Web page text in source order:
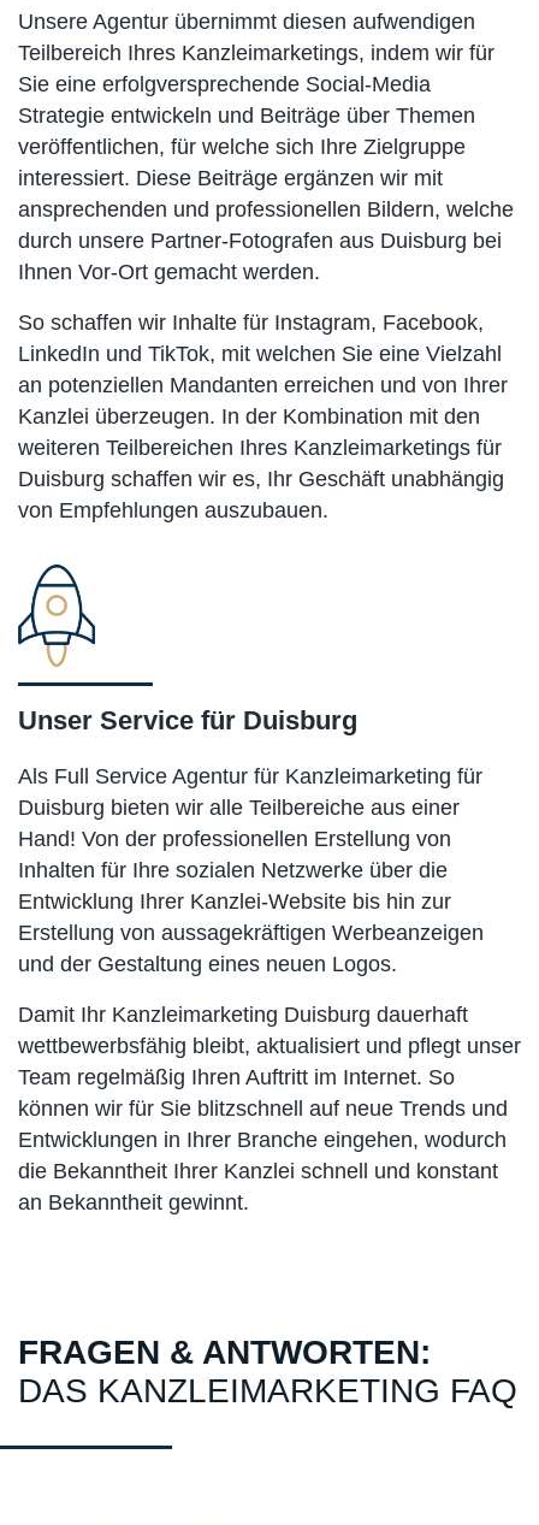
Unsere Agentur übernimmt diesen aufwendigen
Teilbereich Ihres Kanzleimarketings, indem wir für
Sie eine erfolgversprechende Social-Media
Strategie entwickeln und Beiträge über Themen
veröffentlichen, für welche sich Ihre Zielgruppe
interessiert. Diese Beiträge ergänzen wir mit
ansprechenden und professionellen Bildern, welche
durch unsere Partner-Fotografen aus Duisburg bei
Ihnen Vor-Ort gemacht werden.
So schaffen wir Inhalte für Instagram, Facebook,
LinkedIn und TikTok, mit welchen Sie eine Vielzahl
an potenziellen Mandanten erreichen und von Ihrer
Kanzlei überzeugen. In der Kombination mit den
weiteren Teilbereichen Ihres Kanzleimarketings für
Duisburg schaffen wir es, Ihr Geschäft unabhängig
von Empfehlungen auszubauen.
Unser Service für Duisburg
Als Full Service Agentur für Kanzleimarketing für
Duisburg bieten wir alle Teilbereiche aus einer
Hand! Von der professionellen Erstellung von
Inhalten für Ihre sozialen Netzwerke über die
Entwicklung Ihrer Kanzlei-Website bis hin zur
Erstellung von aussagekräftigen Werbeanzeigen
und der Gestaltung eines neuen Logos.
Damit Ihr Kanzleimarketing Duisburg dauerhaft
wettbewerbsfähig bleibt, aktualisiert und pflegt unser
Team regelmäßig Ihren Auftritt im Internet. So
können wir für Sie blitzschnell auf neue Trends und
Entwicklungen in Ihrer Branche eingehen, wodurch
die Bekanntheit Ihrer Kanzlei schnell und konstant
an Bekanntheit gewinnt.
FRAGEN & ANTWORTEN:
DAS KANZLEIMARKETING FAQ